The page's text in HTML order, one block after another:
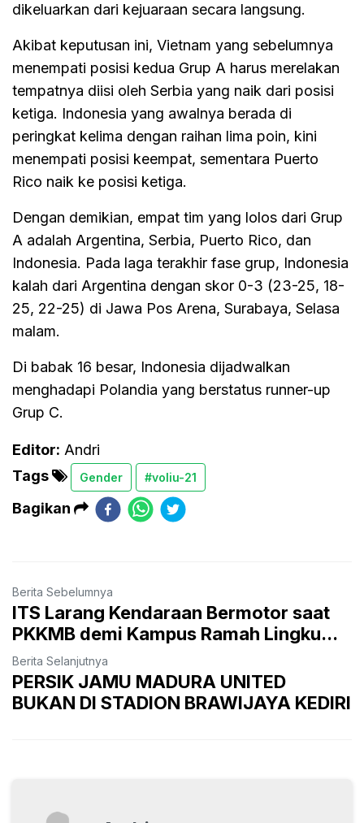
dikeluarkan dari kejuaraan secara langsung.
Akibat keputusan ini, Vietnam yang sebelumnya
menempati posisi kedua Grup A harus merelakan
tempatnya diisi oleh Serbia yang naik dari posisi
ketiga. Indonesia yang awalnya berada di
peringkat kelima dengan raihan lima poin, kini
menempati posisi keempat, sementara Puerto
Rico naik ke posisi ketiga.
Dengan demikian, empat tim yang lolos dari Grup
A adalah Argentina, Serbia, Puerto Rico, dan
Indonesia. Pada laga terakhir fase grup, Indonesia
kalah dari Argentina dengan skor 0-3 (23-25, 18-
25, 22-25) di Jawa Pos Arena, Surabaya, Selasa
malam.
Di babak 16 besar, Indonesia dijadwalkan
menghadapi Polandia yang berstatus runner-up
Grup C.
Editor: Andri
Tags
Gender #voliu-21
Bagikan
Berita Sebelumnya
ITS Larang Kendaraan Bermotor saat
PKKMB demi Kampus Ramah Lingku...
Berita Selanjutnya
PERSIK JAMU MADURA UNITED
BUKAN DI STADION BRAWIJAYA KEDIRI